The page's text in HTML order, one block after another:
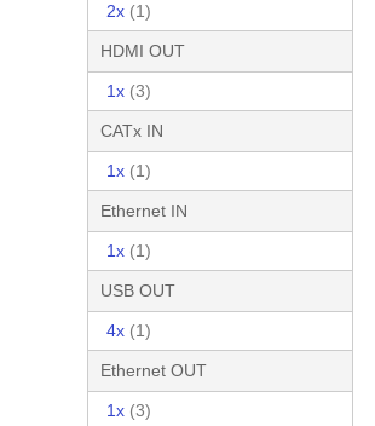
2x (1)
HDMI OUT
1x (3)
CATx IN
1x (1)
Ethernet IN
1x (1)
USB OUT
4x (1)
Ethernet OUT
1x (3)